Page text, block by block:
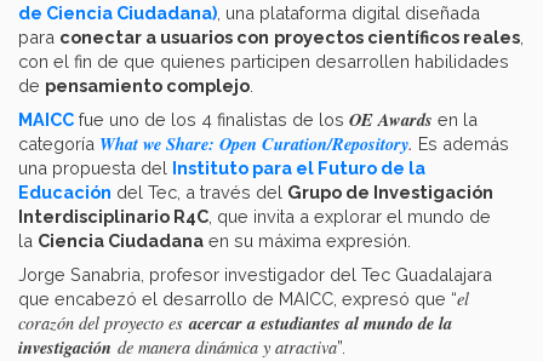
de Ciencia Ciudadana) , una plataforma digital diseñada
para conectar a usuarios con proyectos científicos reales
con el fin de que quienes participen desarrollen habilidades
de pensamiento complejo
MAICC fue uno de los 4 finalistas de los OE Awards en la
categoría What we Share: Open Curation/Repository. Es además
una propuesta del Instituto para el Futuro de la
Educación del Tec, a través del Grupo de Investigación
Interdisciplinario R4C , que invita a explorar el mundo de
la Ciencia Ciudadana en su máxima expresión.
Jorge Sanabria, profesor investigador del Tec Guadalajara
que encabezó el desarrollo de MAICC, expresó que “el
corazón del proyecto esacercar a estudiantes al mundo de la
investigación de manera dinámica y atractiva”.